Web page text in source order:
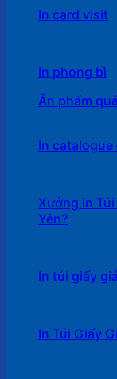
In card visit
In phong bì
Ấn phẩm
In catalogue
Xưởng in
Yên?
In túi giấy
In Túi Giấy